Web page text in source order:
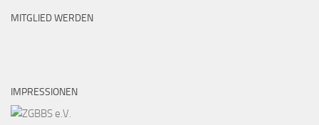
MITGLIED WERDEN
IMPRESSIONEN